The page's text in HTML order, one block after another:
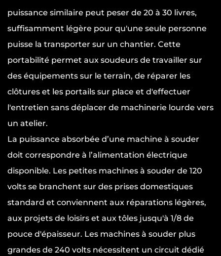
puissance similaire peut peser de 20 à 30 livres,
suffisamment légère pour qu'une seule personne
puisse la transporter sur un chantier. Cette
portabilité permet aux soudeurs de travailler sur
des équipements sur le terrain, de réparer les
clôtures et les portails sur place et d'effectuer
l'entretien sans déplacer de machinerie lourde vers
un atelier.
La puissance absorbée d’une machine à souder
doit correspondre à l’alimentation électrique
disponible. Les petites machines à souder de 120
volts se branchent sur des prises domestiques
standard et conviennent aux réparations légères,
aux projets de loisirs et aux tôles jusqu'à 1/8 de
pouce d'épaisseur. Les machines à souder plus
grandes de 240 volts nécessitent un circuit dédié